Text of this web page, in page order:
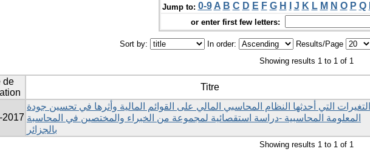
Jump to: 0-9 A B C D E F G H J K L M N O P Q
or enter first few letters:
Sort by: In order: Results/Page
Showing results 1 to 1 of 1
de
Titre
2017
التغيرات التي أحدثها النظام المحاسبي المالي على القوائم المالية وأثرها في تحسين جودة
المعلومة المحاسبية -دراسة استقصائية لمجموعة من الخبراء والمختصين في المحاسبة
بالجزائر
Showing results 1 to 1 of 1